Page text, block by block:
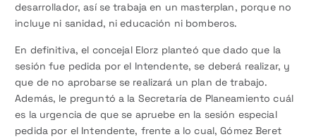
desarrollador, así se trabaja en un masterplan, porque no
incluye ni sanidad, ni educación ni bomberos.
En definitiva, el concejal Elorz planteó que dado que la
sesión fue pedida por el Intendente, se deberá realizar, y
que de no aprobarse se realizará un plan de trabajo.
Además, le preguntó a la Secretaría de Planeamiento cuál
es la urgencia de que se apruebe en la sesión especial
pedida por el Intendente, frente a lo cual, Gómez Beret